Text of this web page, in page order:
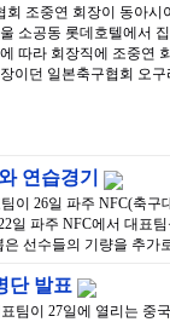
회 조중연 회장이 동아
소공동 롯데호텔에서
따라 회장직에 조중연
이던 일본축구협회 오
연습경기
이 26일 파주 NFC(축
일 파주 NFC에서 대표
선수들의 기량을 추
단 발표
팀이 27일에 열리는 중